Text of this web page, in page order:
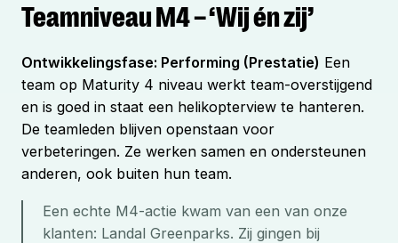
Teamniveau M4 – ‘Wij én zij’
Ontwikkelingsfase: Performing (Prestatie) Een
team op Maturity 4 niveau werkt team-overstijgend
en is goed in staat een helikopterview te hanteren.
De teamleden blijven openstaan voor
verbeteringen. Ze werken samen en ondersteunen
anderen, ook buiten hun team.
Een echte M4-actie kwam van een van onze
klanten: Landal Greenparks. Zij gingen bij